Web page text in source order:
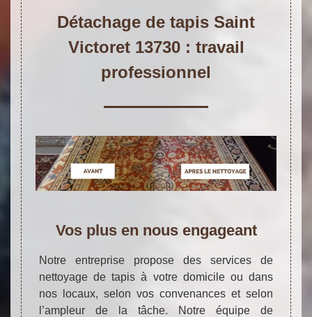
Détachage de tapis Saint
Victoret 13730 : travail
professionnel
Vos plus en nous engageant
Notre entreprise propose des services de
nettoyage de tapis à votre domicile ou dans
nos locaux, selon vos convenances et selon
l’ampleur de la tâche. Notre équipe de